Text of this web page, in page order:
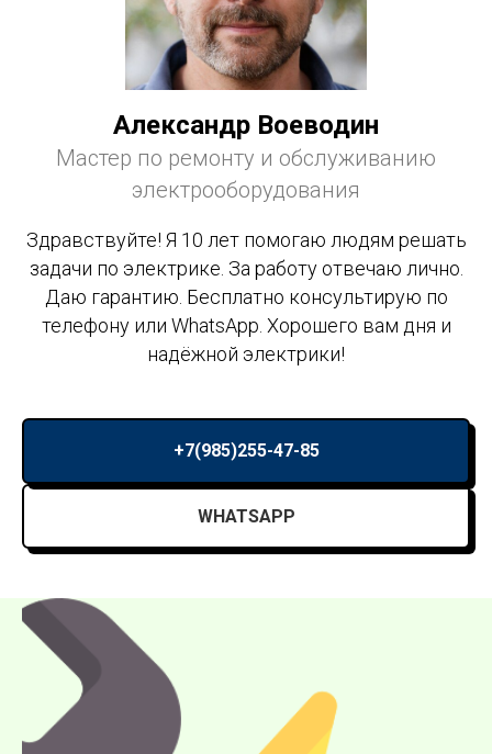
Александр Воеводин
Мастер по ремонту и обслуживанию
электрооборудования
Здравствуйте! Я 10 лет помогаю людям решать
задачи по электрике. За работу отвечаю лично.
Даю гарантию. Бесплатно консультирую по
телефону или WhatsApp. Хорошего вам дня и
надёжной электрики!
+7(985)255-47-85
WHATSAPP